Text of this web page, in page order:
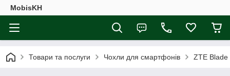
MobisKH
Товари та послуги Чохли для смартфонів ZTE Blade